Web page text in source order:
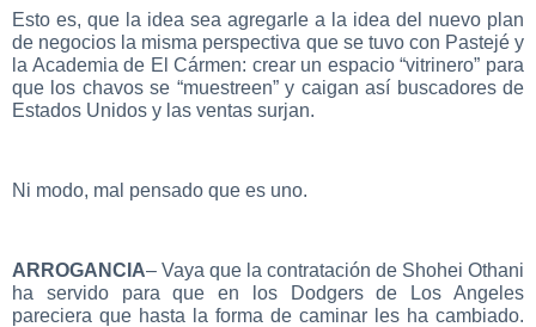
Esto es, que la idea sea agregarle a la idea del nuevo plan
de negocios la misma perspectiva que se tuvo con Pastejé y
la Academia de El Cármen: crear un espacio “vitrinero” para
que los chavos se “muestreen” y caigan así buscadores de
Estados Unidos y las ventas surjan.
Ni modo, mal pensado que es uno.
ARROGANCIA– Vaya que la contratación de Shohei Othani
ha servido para que en los Dodgers de Los Angeles
pareciera que hasta la forma de caminar les ha cambiado.